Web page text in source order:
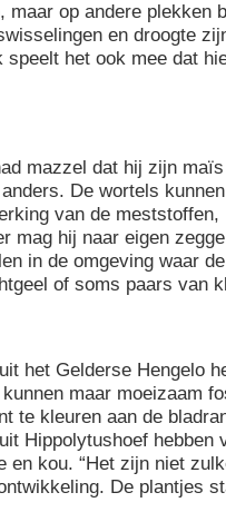
maar op andere plekken
en droogte
speelt het ook mee dat
mazzel dat hij zijn
De wortels
van de
mag hij naar eigen
in de omgeving waar
of soms paars van
het Gelderse Hengelo
maar moeizaam
te kleuren aan de
Hippolytushoef hebben
en kou. “Het zijn niet
De plantjes